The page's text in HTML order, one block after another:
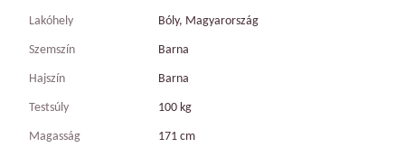
Lakóhely Bóly, Magyarország
Szemszín Barna
Hajszín Barna
Testsúly 100 kg
Magasság 171 cm